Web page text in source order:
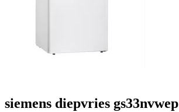
siemens diepvries gs33nvwep